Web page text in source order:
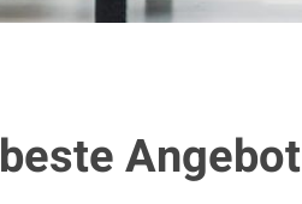
beste Angebot